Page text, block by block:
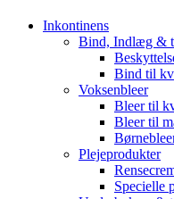
Inkontinens
Bind, Indlæg &
Bind til
Voksenbleer
Bleer til
Bleer til
Plejeprodukter
Specielle